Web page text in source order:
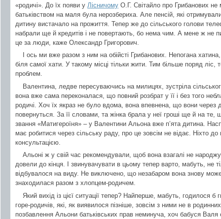
«родичі». До їх появи у Лісничому О.Г. Світайло про Грибанових не
батьківством на маля була нерозбериха. Але пенсій, які
дитину вистачало на прожиття. Тепер же до сільського голови
набрали ще й кредитів і не повертають, бо нема чим. А мене ж не
це за люди, каже Олександр Григорович.
І ось ми вже разом з ним на обійсті Грибанових. Непогана
біля самої хати. У такому місці тільки жити. Тим більше поряд
проблем.
Валентина, ледве пересуваючись на милицях, зустріла
вона вже сама переконалася, що повний розбрат у її і без того
родичі. Хоч їх якраз не було вдома, вона впевнена, що вони через
повернуться. За її словами, та жінка брала у неї гроші ще й на те,
звання «Матигероїня» – у Валентини Альона вже п’ята дитина.
має робитися через сільську раду, про це зовсім не відає. Ніхто до
консультацією.
Альоні ж у свій час рекомендували, щоб вона взагалі не
довели до кінця. І звинувачувати в цьому тепер варто, мабуть, не
відбувалося на виду. Не виключено, що незабаром вона знову
знаходилася разом з хлопцем-родичем.
Який вихід із цієї ситуації тепер? Найперше, мабуть, годилося
горе-родичів, які, як виявилося пізніше, зовсім з ними не в
позбавлення Альони батьківських прав неминуча, хоч бабуся